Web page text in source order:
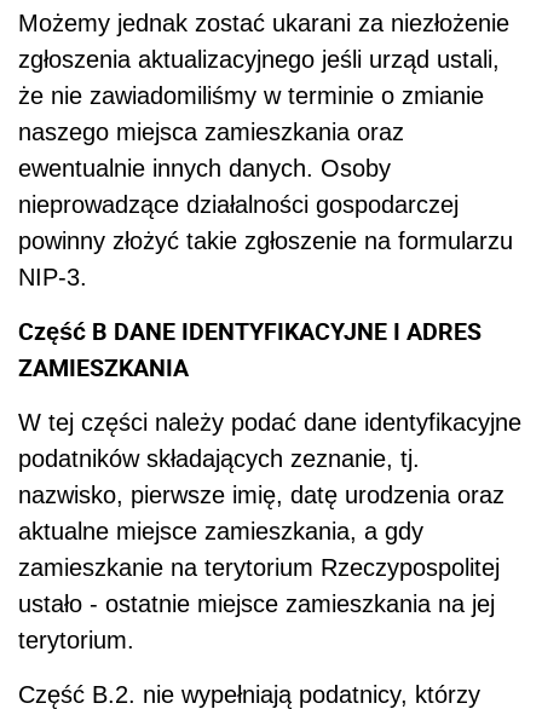
Możemy jednak zostać ukarani za niezłożenie
zgłoszenia aktualizacyjnego jeśli urząd ustali,
że nie zawiadomiliśmy w terminie o zmianie
naszego miejsca zamieszkania oraz
ewentualnie innych danych. Osoby
nieprowadzące działalności gospodarczej
powinny złożyć takie zgłoszenie na formularzu
NIP-3.
Część B DANE IDENTYFIKACYJNE I ADRES
ZAMIESZKANIA
W tej części należy podać dane identyfikacyjne
podatników składających zeznanie, tj.
nazwisko, pierwsze imię, datę urodzenia oraz
aktualne miejsce zamieszkania, a gdy
zamieszkanie na terytorium Rzeczypospolitej
ustało - ostatnie miejsce zamieszkania na jej
terytorium.
Część B.2. nie wypełniają podatnicy, którzy